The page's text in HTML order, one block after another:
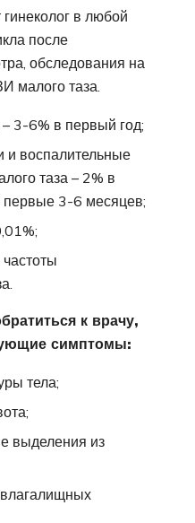
в любой
после
обследования на
малого таза.
3-6% в первый год;
и воспалительные
таза – 2% в
3-6 месяцев;
к врачу,
симптомы:
тела;
выделения из